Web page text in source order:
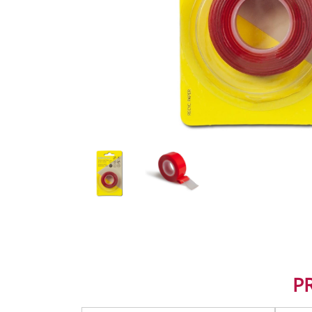
HOME TEXTILES
LIGHTING
PAINT AND
PLUMBING